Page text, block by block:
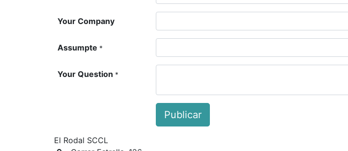
Your Company
Assumpte *
Your Question *
Publicar
El Rodal SCCL